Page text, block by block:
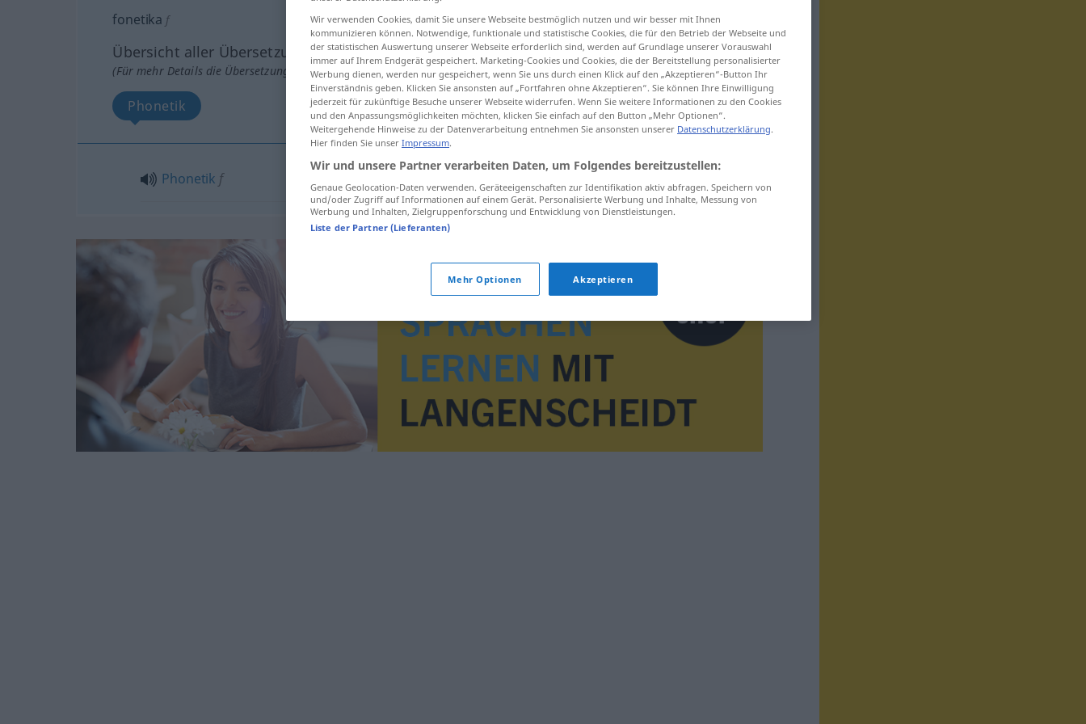
fonetika f
Übersicht aller Übersetzungen
(Für mehr Details die Übersetzung anklicken/antippen)
Phonetik
Phonetik f
Wir verwenden Cookies, damit Sie unsere Webseite bestmöglich nutzen und wir besser mit Ihnen
kommunizieren können. Notwendige, funktionale und statistische Cookies, die für den Betrieb der Webseite und
der statistischen Auswertung unserer Webseite erforderlich sind, werden auf Grundlage unserer Vorauswahl
immer auf Ihrem Endgerät gespeichert. Marketing-Cookies und Cookies, die der Bereitstellung personalisierter
Werbung dienen, werden nur gespeichert, wenn Sie uns durch einen Klick auf den „Akzeptieren“-Button Ihr
Einverständnis geben. Klicken Sie ansonsten auf „Fortfahren ohne Akzeptieren“. Sie können Ihre Einwilligung
jederzeit für zukünftige Besuche unserer Webseite widerrufen. Wenn Sie weitere Informationen zu den Cookies
und den Anpassungsmöglichkeiten möchten, klicken Sie einfach auf den Button „Mehr Optionen“.
Weitergehende Hinweise zu der Datenverarbeitung entnehmen Sie ansonsten unserer Datenschutzerklärung.
Hier finden Sie unser Impressum.
Wir und unsere Partner verarbeiten Daten, um Folgendes bereitzustellen:
Genaue Geolocation-Daten verwenden. Geräteeigenschaften zur Identifikation aktiv abfragen. Speichern von
und/oder Zugriff auf Informationen auf einem Gerät. Personalisierte Werbung und Inhalte, Messung von
Werbung und Inhalten, Zielgruppenforschung und Entwicklung von Dienstleistungen.
Liste der Partner (Lieferanten)
Mehr Optionen Akzeptieren